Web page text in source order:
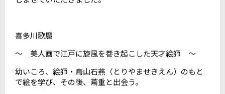
喜多川歌麿
～ 美人画で江戸に旋風を巻き起こした天才絵師 ～
幼いころ、絵師・鳥山石燕（とりやませきえん）のもと
で絵を学び、その後、蔦重と出会う。